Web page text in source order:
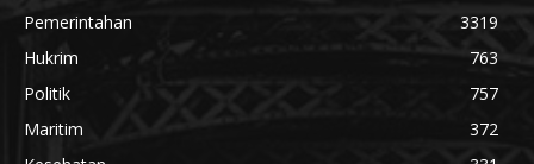
Pemerintahan
3319
Hukrim
763
Politik
757
Maritim
372